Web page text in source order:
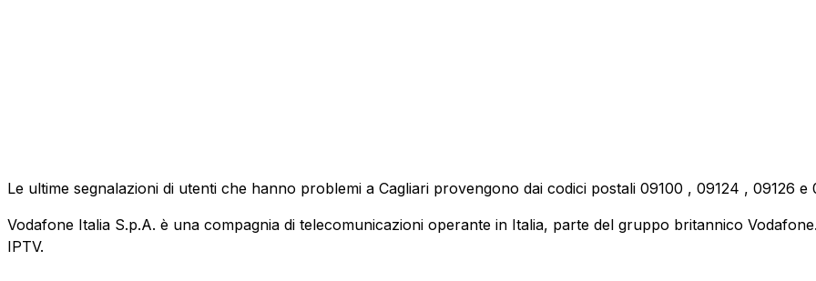
Le ultime segnalazioni di utenti che hanno problemi a Cagliari provengono dai codici postali 09100 , 09124 , 09126 e
Vodafone Italia S.p.A. è una compagnia di telecomunicazioni operante in Italia, parte del gruppo britannico
IPTV.